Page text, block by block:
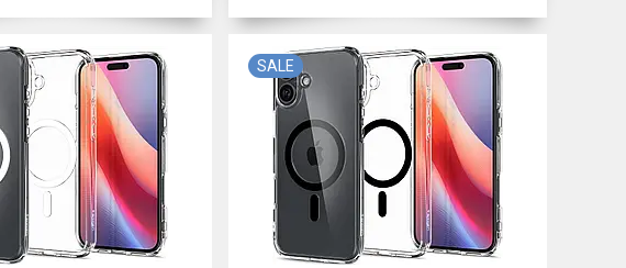
SALE